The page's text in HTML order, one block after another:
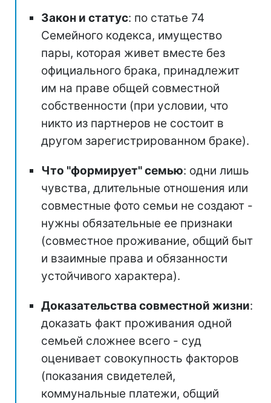
Закон и статус: по статье 74
Семейного кодекса, имущество
пары, которая живет вместе без
официального брака, принадлежит
им на праве общей совместной
собственности (при условии, что
никто из партнеров не состоит в
другом зарегистрированном браке).
Что "формирует" семью: одни лишь
чувства, длительные отношения или
совместные фото семьи не создают -
нужны обязательные ее признаки
(совместное проживание, общий быт
и взаимные права и обязанности
устойчивого характера).
Доказательства совместной жизни:
доказать факт проживания одной
семьей сложнее всего - суд
оценивает совокупность факторов
(показания свидетелей,
коммунальные платежи, общий